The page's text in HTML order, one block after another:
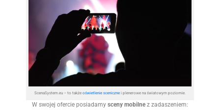
ScenaSystem.eu – to także oświetlenie scenicznei plenerowe na światowym poziomie.
W swojej ofercie posiadamy sceny mobilne z zadaszeniem: